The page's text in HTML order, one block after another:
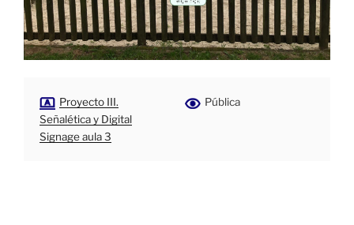
Proyecto III.
Señalética y Digital
Signage aula 3
Pública